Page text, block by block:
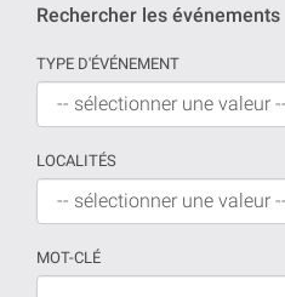
Rechercher les événements
TYPE D'ÉVÉNEMENT
LOCALITÉS
MOT-CLÉ